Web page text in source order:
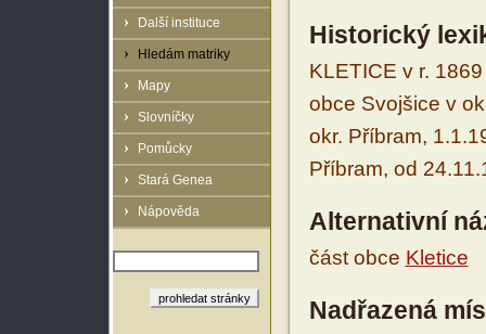
Další instituce
Hledám matriky
Mapy
Slovníčky
Pomůcky
Stará Genea
Nápověda
Historický
KLETICE v r.
obce Svojšice v
okr. Příbram,
Příbram, od
Alternativní
část obce Kletice
Nadřazená